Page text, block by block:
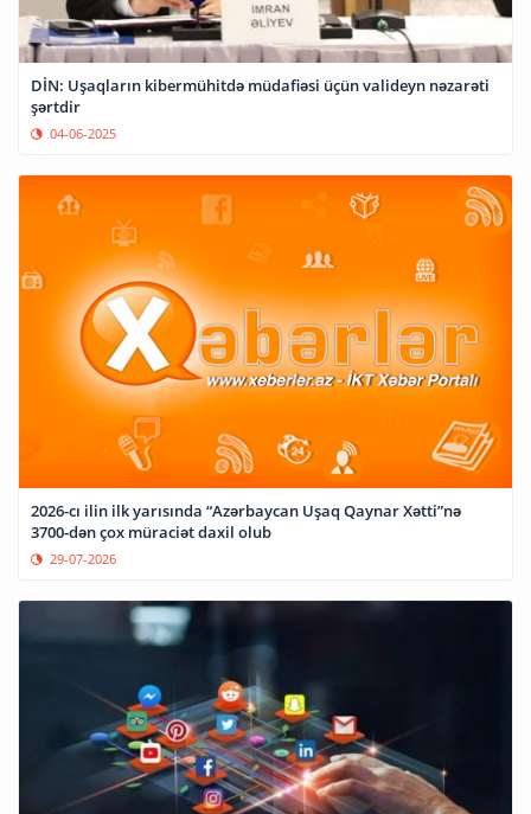
DİN: Uşaqların kibermühitdə müdafiəsi üçün valideyn nəzarəti
şərtdir
04-06-2025
2026-cı ilin ilk yarısında “Azərbaycan Uşaq Qaynar Xətti”nə
3700-dən çox müraciət daxil olub
29-07-2026